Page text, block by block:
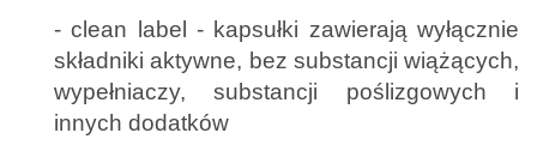
- clean label - kapsułki zawierają wyłącznie
składniki aktywne, bez substancji wiążących,
wypełniaczy, substancji poślizgowych i
innych dodatków